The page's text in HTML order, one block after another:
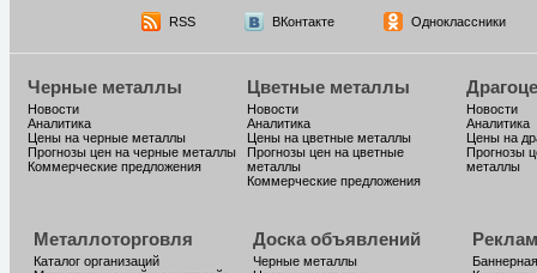
RSS ВКонтакте Одноклассники
Черные металлы
Новости
Аналитика
Цены на черные металлы
Прогнозы цен на черные металлы
Коммерческие предложения
Цветные металлы
Новости
Аналитика
Цены на цветные металлы
Прогнозы цен на цветные
металлы
Коммерческие предложения
Новости
Аналитика
Цены на
Прогнозы
металлы
Металлоторговля
Каталог организаций
Доска объявлений
Черные металлы